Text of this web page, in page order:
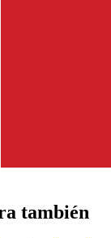
también